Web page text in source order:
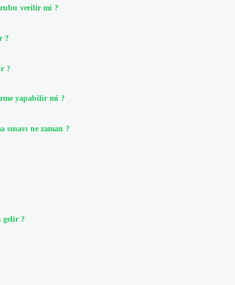
verilir mi ?
?
?
yapabilir mi ?
sınavı ne zaman ?
gelir ?